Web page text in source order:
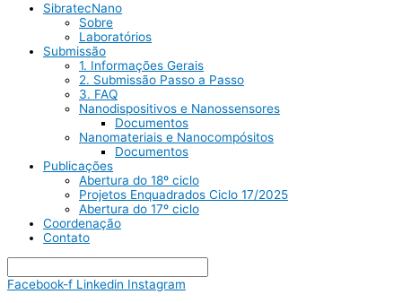
SibratecNano
Sobre
Laboratórios
Submissão
1. Informações Gerais
2. Submissão Passo a Passo
3. FAQ
Nanodispositivos e Nanossensores
Documentos
Nanomateriais e Nanocompósitos
Documentos
Publicações
Abertura do 18º ciclo
Projetos Enquadrados Ciclo 17/2025
Abertura do 17º ciclo
Coordenação
Contato
Facebook-f Linkedin Instagram